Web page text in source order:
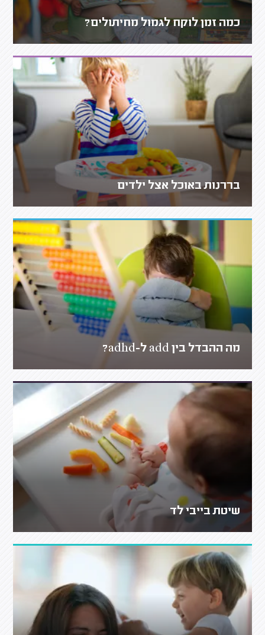
כמה זמן לוקח לגמול מחיתולים?
בררנות באוכל אצל ילדים
מה ההבדל בין add ל-adhd?
שיטת בייבי לד